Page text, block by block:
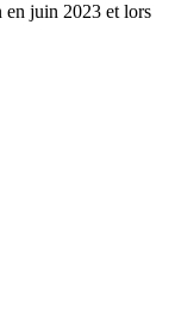
en juin 2023 et lors